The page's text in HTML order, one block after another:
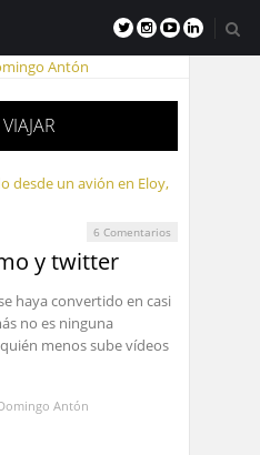
VIAJAR
6 Comentarios
y twitter
haya convertido en casi
no es ninguna
menos sube vídeos
Antón